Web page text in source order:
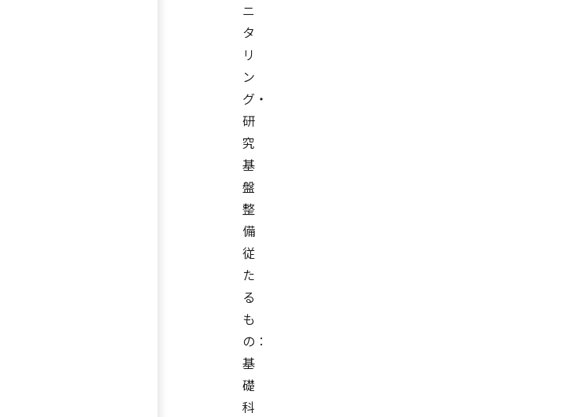
ニ
タ
リ
ン
グ・
研
究
基
盤
整
備
従
た
る
も
の：
基
礎
科